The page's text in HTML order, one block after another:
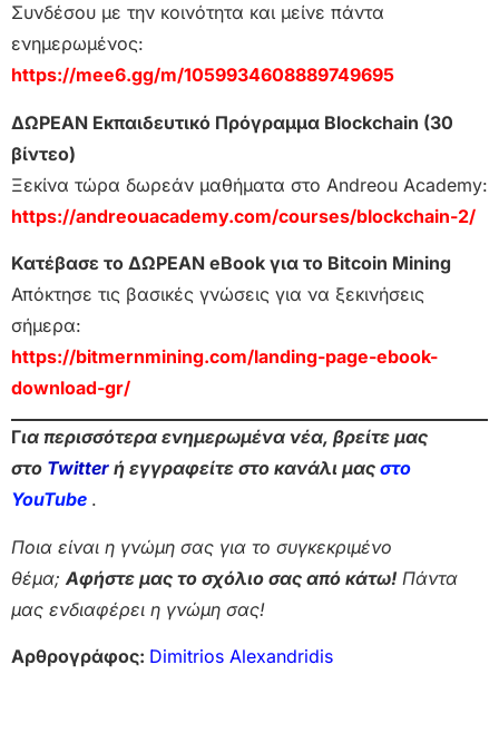
Συνδέσου με την κοινότητα και μείνε πάντα
ενημερωμένος:
https://mee6.gg/m/1059934608889749695
ΔΩΡΕΑΝ Εκπαιδευτικό Πρόγραμμα Blockchain (30
βίντεο)
Ξεκίνα τώρα δωρεάν μαθήματα στο Andreou Academy:
https://andreouacademy.com/courses/blockchain-2/
Κατέβασε το ΔΩΡΕΑΝ eBook για το Bitcoin Mining
Απόκτησε τις βασικές γνώσεις για να ξεκινήσεις
σήμερα:
https://bitmernmining.com/landing-page-ebook-
download-gr/
Για περισσότερα ενημερωμένα νέα, βρείτε μας
στο Twitter ή εγγραφείτε στο κανάλι μας στο
YouTube .
Ποια είναι η γνώμη σας για το συγκεκριμένο
θέμα; Αφήστε μας το σχόλιο σας από κάτω! Πάντα
μας ενδιαφέρει η γνώμη σας!
Αρθρογράφος: Dimitrios Alexandridis